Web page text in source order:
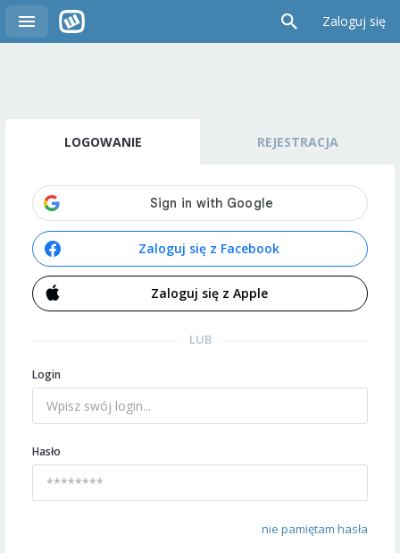
Zaloguj się
LOGOWANIE REJESTRACJA
Zaloguj się z Facebook
Zaloguj się z Apple
LUB
Login
Hasło
nie pamiętam hasła